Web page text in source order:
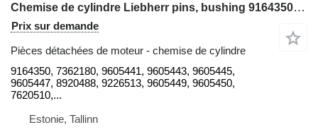
Chemise de cylindre Liebherr pins, bushing 9164350, 7362180, 9605441, 9605443, 9605445, 96054 pour chargeuse sur pneus Liebherr L564, L554, L544
Prix sur demande
Pièces détachées de moteur - chemise de cylindre
9164350, 7362180, 9605441, 9605443, 9605445,
9605447, 8920488, 9226513, 9605449, 9605450,
7620510,...
Estonie, Tallinn